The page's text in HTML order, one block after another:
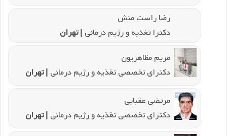
رضا راست منش
دکترا تغذیه و رژیم درمانی | تهران
مریم مظاهریون
دکترای تخصصی تغذیه و رژیم درمانی | تهران
مرتضی عقبایی
دکترای تخصصی تغذیه و رژیم درمانی | تهران